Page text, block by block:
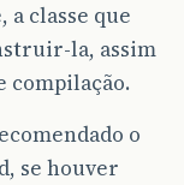
classe que
la, assim
compilação.
o
se houver